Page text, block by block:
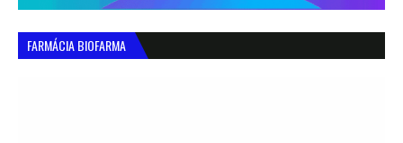
FARMÁCIA BIOFARMA